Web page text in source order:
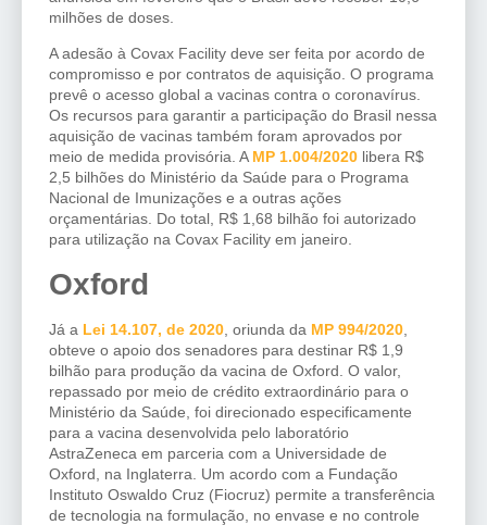
milhões de doses.
A adesão à Covax Facility deve ser feita por acordo de
compromisso e por contratos de aquisição. O programa
prevê o acesso global a vacinas contra o coronavírus.
Os recursos para garantir a participação do Brasil nessa
aquisição de vacinas também foram aprovados por
meio de medida provisória. A MP 1.004/2020 libera R$
2,5 bilhões do Ministério da Saúde para o Programa
Nacional de Imunizações e a outras ações
orçamentárias. Do total, R$ 1,68 bilhão foi autorizado
para utilização na Covax Facility em janeiro.
Oxford
Já a Lei 14.107, de 2020 , oriunda da MP 994/2020
obteve o apoio dos senadores para destinar R$ 1,9
bilhão para produção da vacina de Oxford. O valor,
repassado por meio de crédito extraordinário para o
Ministério da Saúde, foi direcionado especificamente
para a vacina desenvolvida pelo laboratório
AstraZeneca em parceria com a Universidade de
Oxford, na Inglaterra. Um acordo com a Fundação
Instituto Oswaldo Cruz (Fiocruz) permite a transferência
de tecnologia na formulação, no envase e no controle